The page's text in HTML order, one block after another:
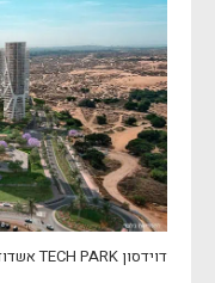
דוידסון TECH PARK אשדוד – להמחשה בלבד